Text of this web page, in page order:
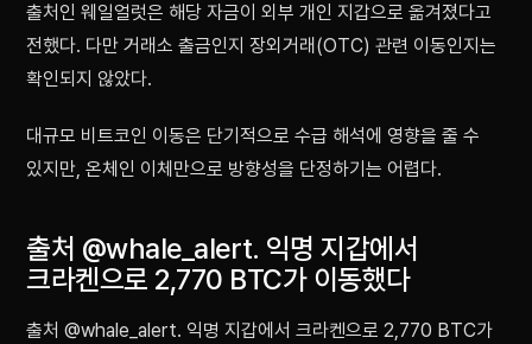
출처인 웨일얼럿은 해당 자금이 외부 개인 지갑으로 옮겨졌다고
전했다. 다만 거래소 출금인지 장외거래(OTC) 관련 이동인지는
확인되지 않았다.
대규모 비트코인 이동은 단기적으로 수급 해석에 영향을 줄 수
있지만, 온체인 이체만으로 방향성을 단정하기는 어렵다.
출처 @whale_alert. 익명 지갑에서
크라켄으로 2,770 BTC가 이동했다
출처 @whale_alert. 익명 지갑에서 크라켄으로 2,770 BTC가